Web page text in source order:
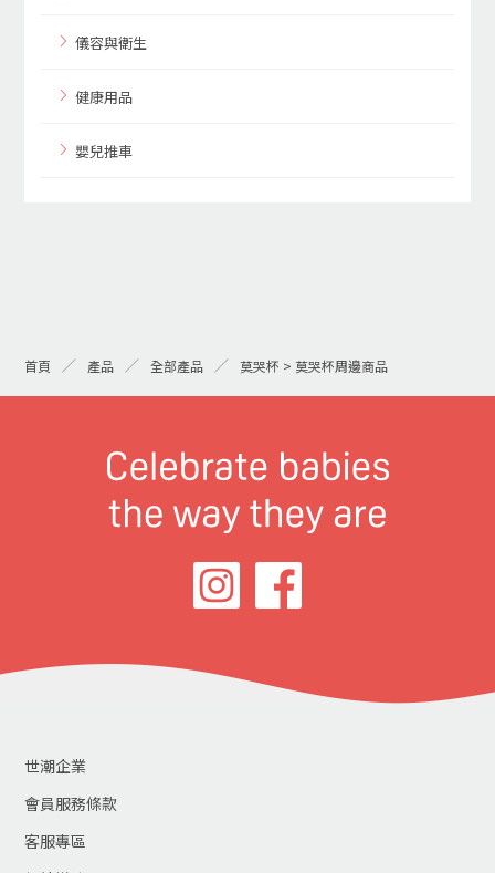
儀容與衛生
健康用品
嬰兒推車
首頁 產品 全部產品 莫哭杯 > 莫哭杯周邊商品
世潮企業
會員服務條款
客服專區